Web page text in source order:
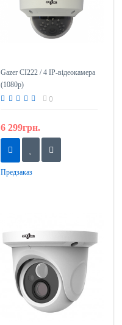
Gazer CI222 / 4 IP-відеокамера
(1080p)
0
6 299грн.
Предзаказ